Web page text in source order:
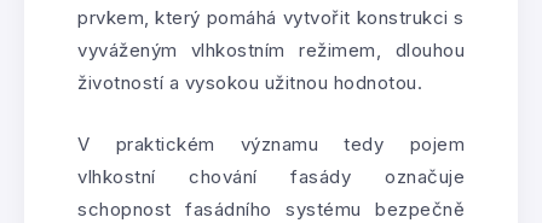
prvkem, který pomáhá vytvořit konstrukci s
vyváženým vlhkostním režimem, dlouhou
životností a vysokou užitnou hodnotou.
V praktickém významu tedy pojem
vlhkostní chování fasády označuje
schopnost fasádního systému bezpečně